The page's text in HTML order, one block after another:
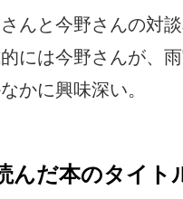
んと今野さんの対談
には今野さんが、
かに興味深い。
んだ本のタイト